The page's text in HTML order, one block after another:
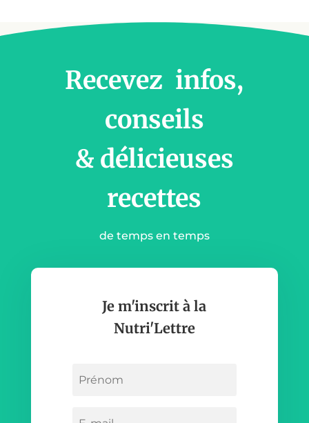
Recevez infos,
conseils
& délicieuses
recettes
de temps en temps
Je m'inscrit à la
Nutri'Lettre